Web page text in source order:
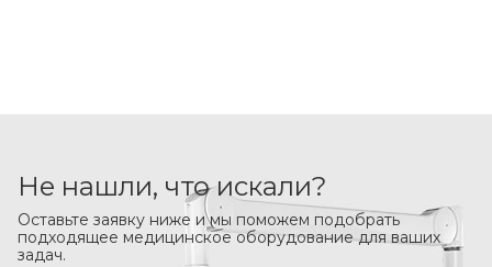
Не нашли, что искали?
Оставьте заявку ниже и мы поможем подобрать
подходящее медицинское оборудование для ваших
задач.